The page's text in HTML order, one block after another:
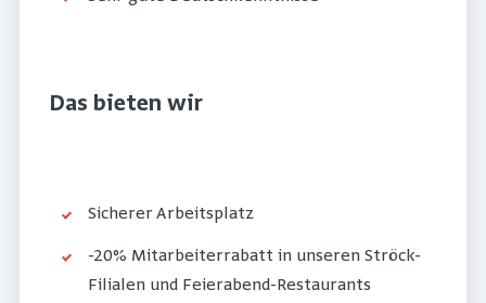
Das bieten wir
Sicherer Arbeitsplatz
-20% Mitarbeiterrabatt in unseren Ströck-
Filialen und Feierabend-Restaurants